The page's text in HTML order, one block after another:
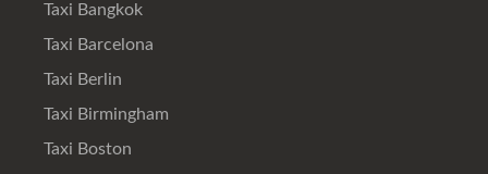
Taxi Bangkok
Taxi Barcelona
Taxi Berlin
Taxi Birmingham
Taxi Boston